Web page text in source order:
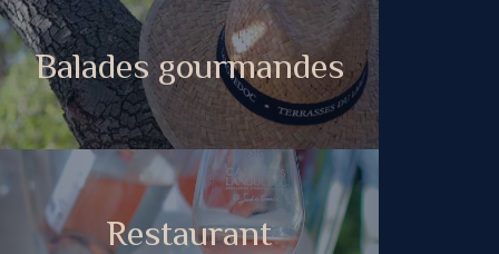
Balades gourmandes
Restaurant